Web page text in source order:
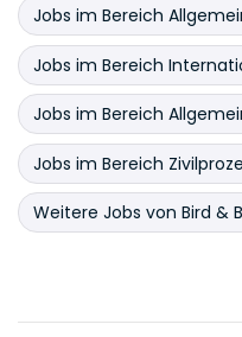
Jobs im Bereich
Jobs im Bereich
Jobs im Bereich
Jobs im Bereich
Weitere Jobs von Bird &